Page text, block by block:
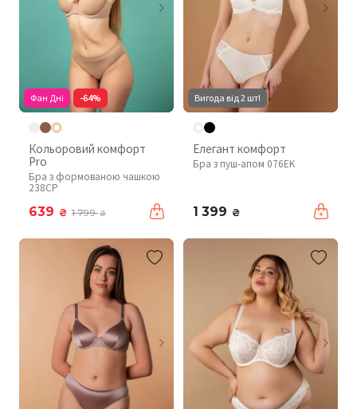
Фан Дні -64%
Кольоровий комфорт
Pro
Бра з формованою чашкою
238CP
639 ₴ 1 799₴
Вигода від 2 шт!
Елегант комфорт
Бра з пуш-апом 076EK
1 399 ₴